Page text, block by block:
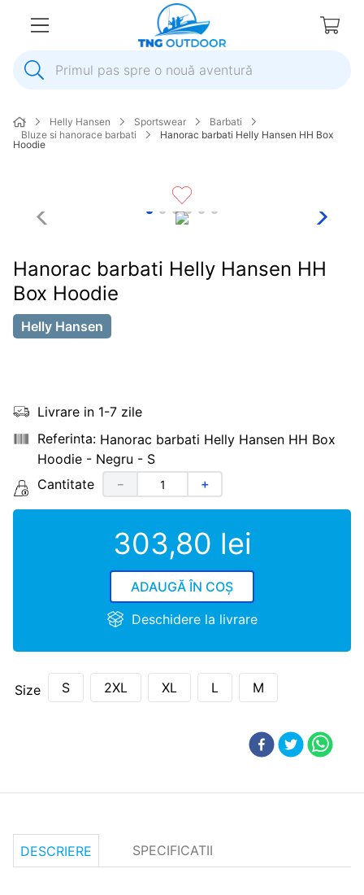
Primul pas spre o nouă aventură
2.
elice
plumb
7.
pompa apa
8.
biminitop
.
mulineta
Helly Hansen Sportswear
Barbati
Bluze si hanorace barbati
Hanorac barbati Helly Hansen HH Box
Hoodie
Hanorac barbati Helly Hansen HH
Box Hoodie
Helly Hansen
Livrare in 1-7 zile
Hanorac barbati Helly Hansen HH Box
Hoodie - Negru - S
Cantitate
＋
－
303,80 lei
ADAUGĂ ÎN COȘ
Deschidere la livrare
Size S 2XL XL L M
DESCRIERE SPECIFICATII